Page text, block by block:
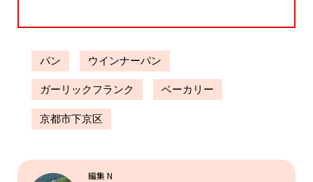
パン ウインナーパン
ガーリックフランク ベーカリー
京都市下京区
編集 N